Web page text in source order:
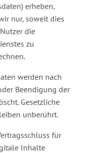
erheben,
nur, soweit dies
die
zu
werden nach
Beendigung der
Gesetzliche
unberührt.
für
Inhalte